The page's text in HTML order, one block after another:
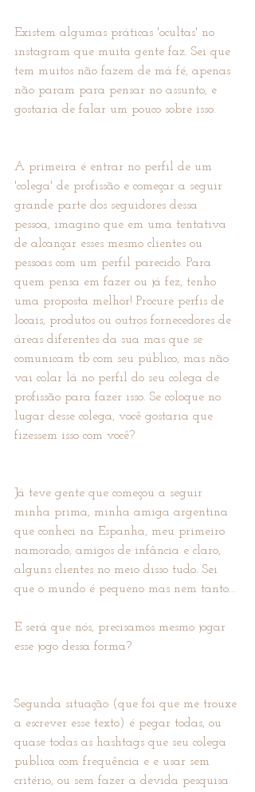
Existem algumas práticas 'ocultas' no
instagram que muita gente faz. Sei que
tem muitos não fazem de má fé, apenas
não param para pensar no assunto, e
gostaria de falar um pouco sobre isso.
A primeira é entrar no perfil de um
'colega' de profissão e começar a seguir
grande parte dos seguidores dessa
pessoa, imagino que em uma tentativa
de alcançar esses mesmo clientes ou
pessoas com um perfil parecido. Para
quem pensa em fazer ou já fez, tenho
uma proposta melhor! Procure perfis de
locais, produtos ou outros fornecedores de
áreas diferentes da sua mas que se
comunicam tb com seu público, mas não
vai colar lá no perfil do seu colega de
profissão para fazer isso. Se coloque no
lugar desse colega, você gostaria que
fizessem isso com você?
Já teve gente que começou a seguir
minha prima, minha amiga argentina
que conheci na Espanha, meu primeiro
namorado, amigos de infância e claro,
alguns clientes no meio disso tudo. Sei
que o mundo é pequeno mas nem tanto...
E será que nós, precisamos mesmo jogar
esse jogo dessa forma?
Segunda situação (que foi que me trouxe
a escrever esse texto) é pegar todas, ou
quase todas as hashtags que seu colega
publica com frequência e e usar sem
critério, ou sem fazer a devida pesquisa